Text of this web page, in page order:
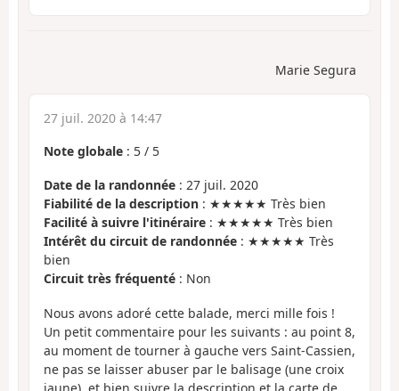
Marie Segura
27 juil. 2020 à 14:47
Note globale : 5 / 5
Date de la randonnée : 27 juil. 2020
Fiabilité de la description : ★★★★★ Très bien
Facilité à suivre l'itinéraire : ★★★★★ Très bien
Intérêt du circuit de randonnée : ★★★★★ Très
bien
Circuit très fréquenté : Non
Nous avons adoré cette balade, merci mille fois !
Un petit commentaire pour les suivants : au point 8,
au moment de tourner à gauche vers Saint-Cassien,
ne pas se laisser abuser par le balisage (une croix